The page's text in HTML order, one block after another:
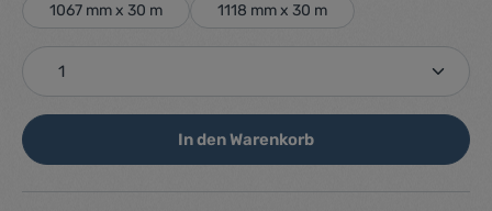
1067 mm x 30 m
1118 mm x 30 m
Produkt Anzahl: Gib den gewünschten Wert ein
In den Warenkorb